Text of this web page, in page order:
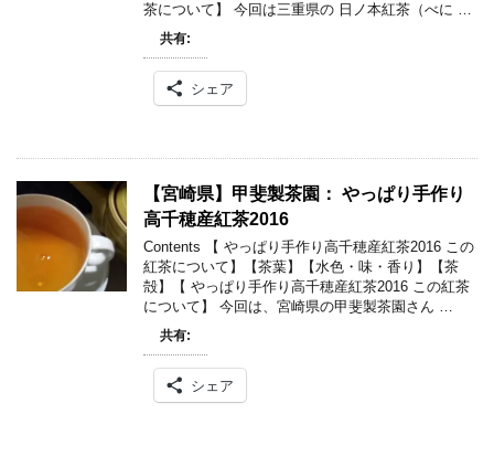
茶について】 今回は三重県の 日ノ本紅茶（べに …
共有:
シェア
【宮崎県】甲斐製茶園： やっぱり手作り
高千穂産紅茶2016
Contents 【 やっぱり手作り高千穂産紅茶2016 この
紅茶について】【茶葉】【水色・味・香り】【茶
殻】【 やっぱり手作り高千穂産紅茶2016 この紅茶
について】 今回は、宮崎県の甲斐製茶園さん …
共有:
シェア